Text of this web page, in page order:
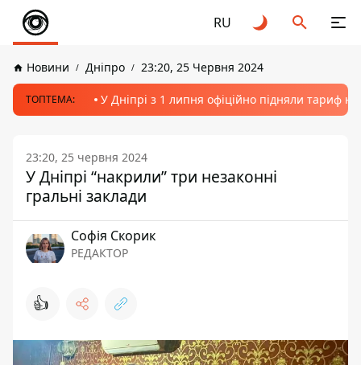
RU
Новини Дніпро 23:20, 25 Червня 2024
ТОПТЕМА: У Дніпрі з 1 липня офіційно підняли тариф
23:20, 25 червня 2024
У Дніпрі “накрили” три незаконні
гральні заклади
Софія Скорик
РЕДАКТОР
👍